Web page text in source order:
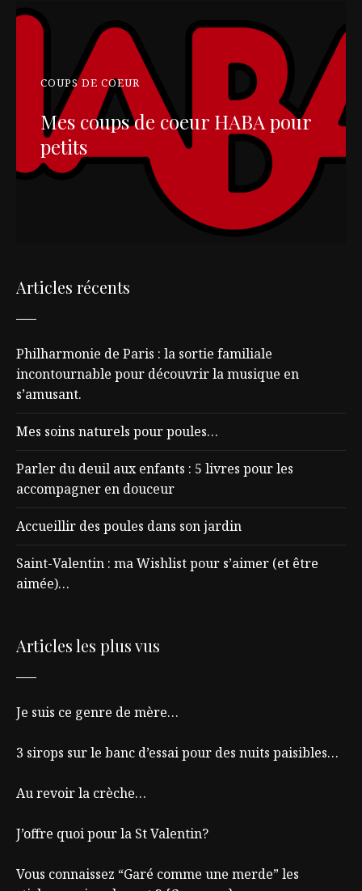
COUPS DE COEUR
Mes coups de coeur HABA pour
petits
Articles récents
Philharmonie de Paris : la sortie familiale
incontournable pour découvrir la musique en
s’amusant.
Mes soins naturels pour poules…
Parler du deuil aux enfants : 5 livres pour les
accompagner en douceur
Accueillir des poules dans son jardin
Saint-Valentin : ma Wishlist pour s’aimer (et être
aimée)…
Articles les plus vus
Je suis ce genre de mère…
3 sirops sur le banc d’essai pour des nuits paisibles…
Au revoir la crèche…
J’offre quoi pour la St Valentin?
Vous connaissez “Garé comme une merde” les